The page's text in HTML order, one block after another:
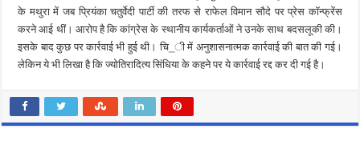
के मथुरा में जब प्रियंका चतुर्वेदी पार्टी की तरफ से राफेल विमान सौदे पर प्रेस कॉन्फ्रेंस
करने आई थीं। आरोप है कि कांग्रेस के स्थानीय कार्यकर्ताओं ने उनके साथ बदसलूकी की।
इसके बाद कुछ पर कार्रवाई भी हुई थी। चि_ी में अनुशासनात्मक कार्रवाई की बात की गई।
लेकिन ये भी लिखा है कि ज्योतिरादित्य सिंधिया के कहने पर ये कार्रवाई रद्द कर दी गई है।